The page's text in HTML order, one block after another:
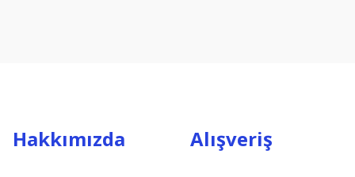
Hakkımızda Alışveriş